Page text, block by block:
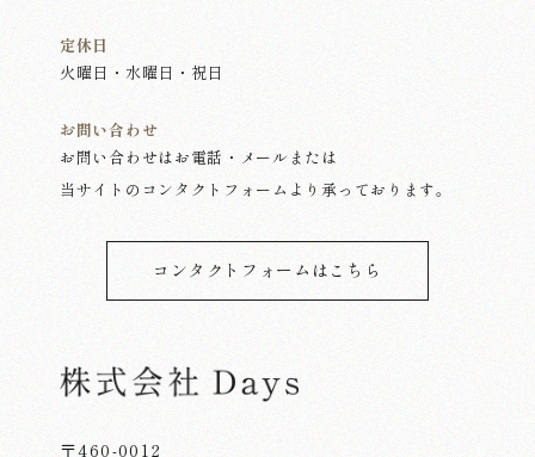
定休日
火曜日・水曜日・祝日
お問い合わせ
お問い合わせはお電話・メールまたは
当サイトのコンタクトフォームより承っております。
コンタクトフォームはこちら
〒460-0012